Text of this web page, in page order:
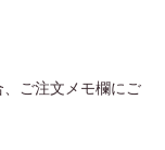
ご注文メモ欄にご